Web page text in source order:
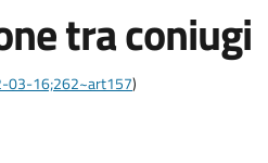
tra coniugi
03-16;262~art157)